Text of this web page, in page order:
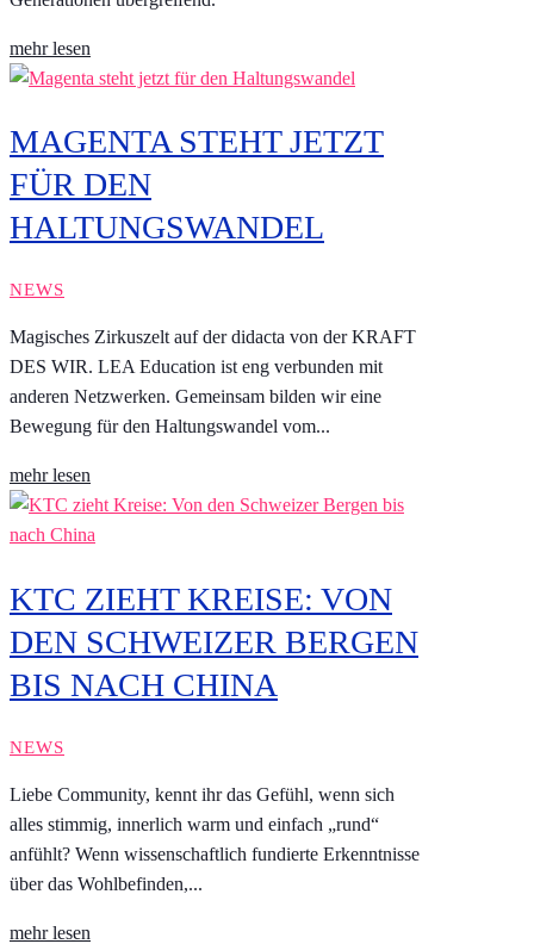
mehr lesen
MAGENTA STEHT JETZT
FÜR DEN
HALTUNGSWANDEL
NEWS
Magisches Zirkuszelt auf der didacta von der KRAFT
DES WIR. LEA Education ist eng verbunden mit
anderen Netzwerken. Gemeinsam bilden wir eine
Bewegung für den Haltungswandel vom...
mehr lesen
KTC ZIEHT KREISE: VON
DEN SCHWEIZER BERGEN
BIS NACH CHINA
NEWS
Liebe Community, kennt ihr das Gefühl, wenn sich
alles stimmig, innerlich warm und einfach „rund“
anfühlt? Wenn wissenschaftlich fundierte Erkenntnisse
über das Wohlbefinden,...
mehr lesen